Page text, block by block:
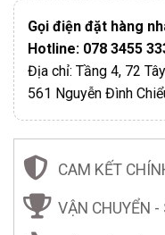
Gọi điện đặt hàng
Hotline: 078 3455
Địa chỉ: Tầng 4, 72
561 Nguyễn Đình
CAM KẾT
VẬN CHUYỂN -